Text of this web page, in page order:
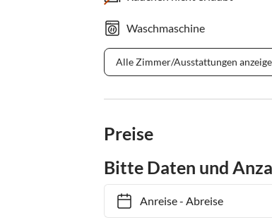
Waschmaschine
Alle Zimmer/Ausstattungen
Preise
Bitte Daten und
Anreise- Abreise